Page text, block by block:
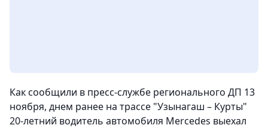
Как сообщили в пресс-службе регионального ДП 13
ноября, днем ранее на трассе "Узынагаш – Курты"
20-летний водитель автомобиля Mercedes выехал